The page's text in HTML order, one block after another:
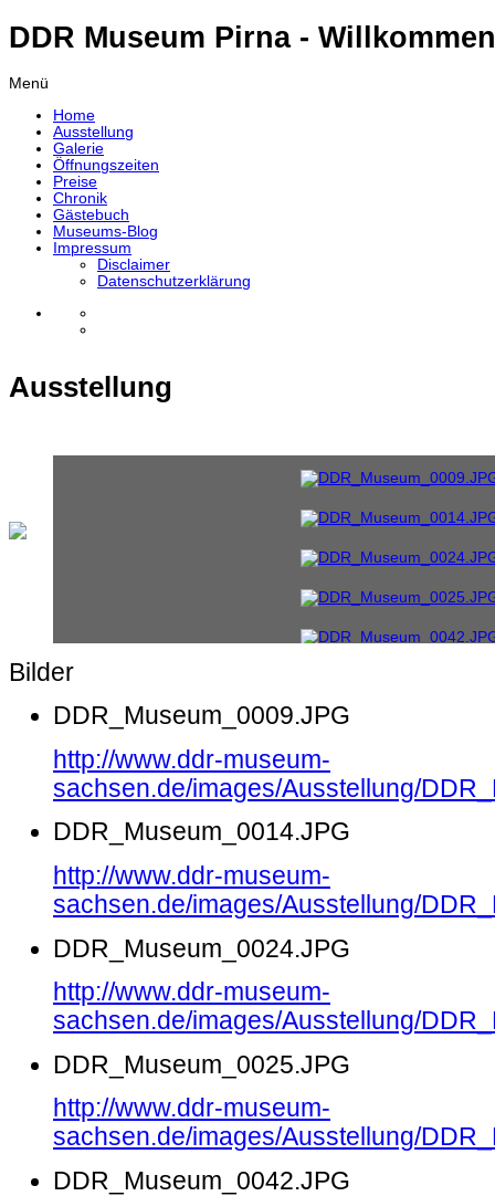
DDR Museum Pirna -
Menü
Home
Ausstellung
Galerie
Öffnungszeiten
Preise
Chronik
Gästebuch
Museums-Blog
Impressum
Disclaimer
Datenschutzerklärung
Ausstellung
Bilder
DDR_Museum_0009.JPG
http://www.ddr-museum-
sachsen.de/images/Ausstellung/
DDR_Museum_0014.JPG
http://www.ddr-museum-
sachsen.de/images/Ausstellung/
DDR_Museum_0024.JPG
http://www.ddr-museum-
sachsen.de/images/Ausstellung/
DDR_Museum_0025.JPG
http://www.ddr-museum-
sachsen.de/images/Ausstellung/
DDR_Museum_0042.JPG